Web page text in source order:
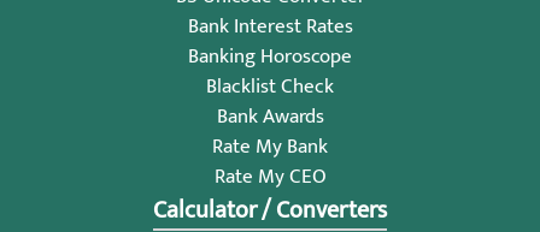
Bank Interest Rates
Banking Horoscope
Blacklist Check
Bank Awards
Rate My Bank
Rate My CEO
Calculator / Converters